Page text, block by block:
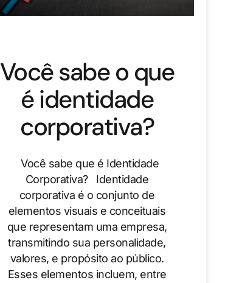
Você sabe o que
é identidade
corporativa?
Você sabe que é Identidade
Corporativa? Identidade
corporativa é o conjunto de
elementos visuais e conceituais
que representam uma empresa,
transmitindo sua personalidade,
valores, e propósito ao público.
Esses elementos incluem, entre